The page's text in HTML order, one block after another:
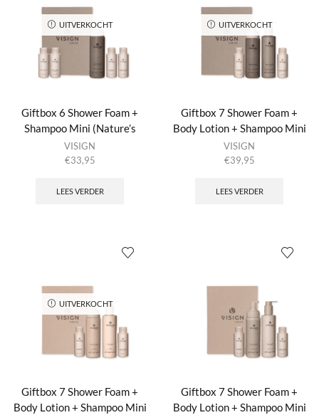
(Nature's
Best)
+
Conditioner
Mini
(Nature's
Body
Lotion
Mini
+
UITVERKOCHT
Giftbox 6 Shower Foam +
Shampoo Mini (Nature’s
Best) + Conditioner Mini
(Nature’s Best) + Body Lotion
Planet B
VISIGN
€33,95
LEES VERDER
UITVERKOCHT
Giftbox 7 Shower Foam +
Body Lotion + Shampoo Mini
(Nature’s Best) +
Condi+B34:B35tioner Mini
VISIGN
€39,95
LEES VERDER
UITVERKOCHT
Giftbox 7 Shower Foam +
Body Lotion + Shampoo Mini
Giftbox 7 Shower Foam +
Body Lotion + Shampoo Mini